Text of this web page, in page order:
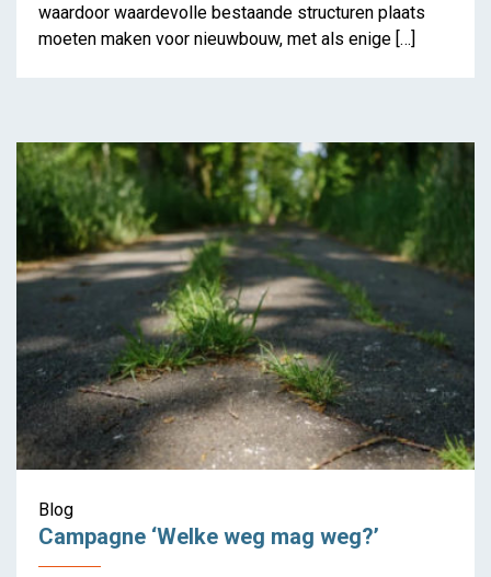
waardoor waardevolle bestaande structuren plaats
moeten maken voor nieuwbouw, met als enige […]
Blog
Campagne ‘Welke weg mag weg?’